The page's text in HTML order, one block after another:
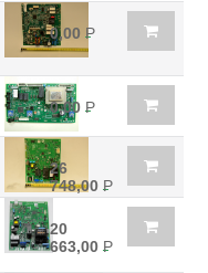
0,00 Р
0,00 Р
26
748,00 Р
20
663,00 Р